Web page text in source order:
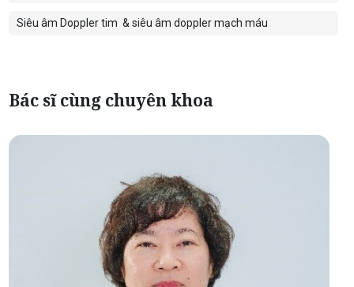
Siêu âm Doppler tim & siêu âm doppler mạch máu
Bác sĩ cùng chuyên khoa